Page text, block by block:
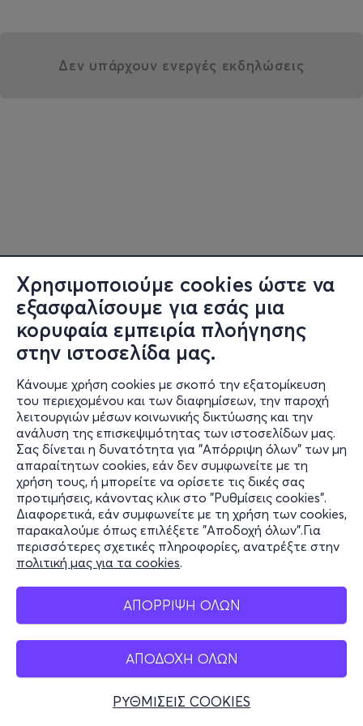
Χρησιμοποιούμε cookies ώστε να
εξασφαλίσουμε για εσάς μια
κορυφαία εμπειρία πλοήγησης
στην ιστοσελίδα μας.
Κάνουμε χρήση cookies με σκοπό την εξατομίκευση
του περιεχομένου και των διαφημίσεων, την παροχή
λειτουργιών μέσων κοινωνικής δικτύωσης και την
ανάλυση της επισκεψιμότητας των ιστοσελίδων μας.
Σας δίνεται η δυνατότητα για "Απόρριψη όλων" των μη
απαραίτητων cookies, εάν δεν συμφωνείτε με τη
χρήση τους, ή μπορείτε να ορίσετε τις δικές σας
προτιμήσεις, κάνοντας κλικ στο "Ρυθμίσεις cookies".
Διαφορετικά, εάν συμφωνείτε με τη χρήση των cookies,
παρακαλούμε όπως επιλέξετε "Αποδοχή όλων".Για
περισσότερες σχετικές πληροφορίες, ανατρέξτε στην
πολιτική μας για τα cookies.
ΑΠΟΡΡΙΨΗ ΟΛΩΝ
ΑΠΟΔΟΧΗ ΟΛΩΝ
ΡΥΘΜΙΣΕΙΣ COOKIES
Δεν υπάρχουν ενεργές εκδηλώσεις